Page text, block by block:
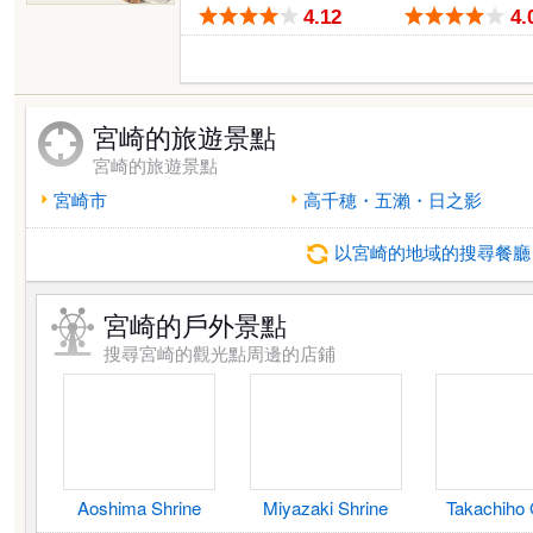
4.12
宮崎的旅遊景點
宮崎的旅遊景點
宮崎市
高千穂・五瀨・日之影
以宮崎的地域的搜尋餐廳
宮崎的戶外景點
搜尋宮崎的觀光點周邊的店鋪
Aoshima Shrine Miyazaki Shrine Takachiho